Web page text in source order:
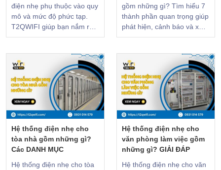
điện nhẹ phụ thuộc vào quy
mô và mức độ phức tạp.
T2QWIFI giúp bạn nắm rõ
tiến độ và cách tối ưu thời
gồm những gì? Tìm hiểu 7
thành phần quan trọng giúp
phát hiện, cảnh báo và xử
lý cháy nổ kịp thời, đảm bảo
Hệ thống điện nhẹ cho
tòa nhà gồm những gì?
Các DANH MỤC
Hệ thống điện nhẹ cho tòa
Hệ thống điện nhẹ cho
văn phòng làm việc gồm
những gì? GIẢI ĐÁP
Hệ thống điện nhẹ cho văn